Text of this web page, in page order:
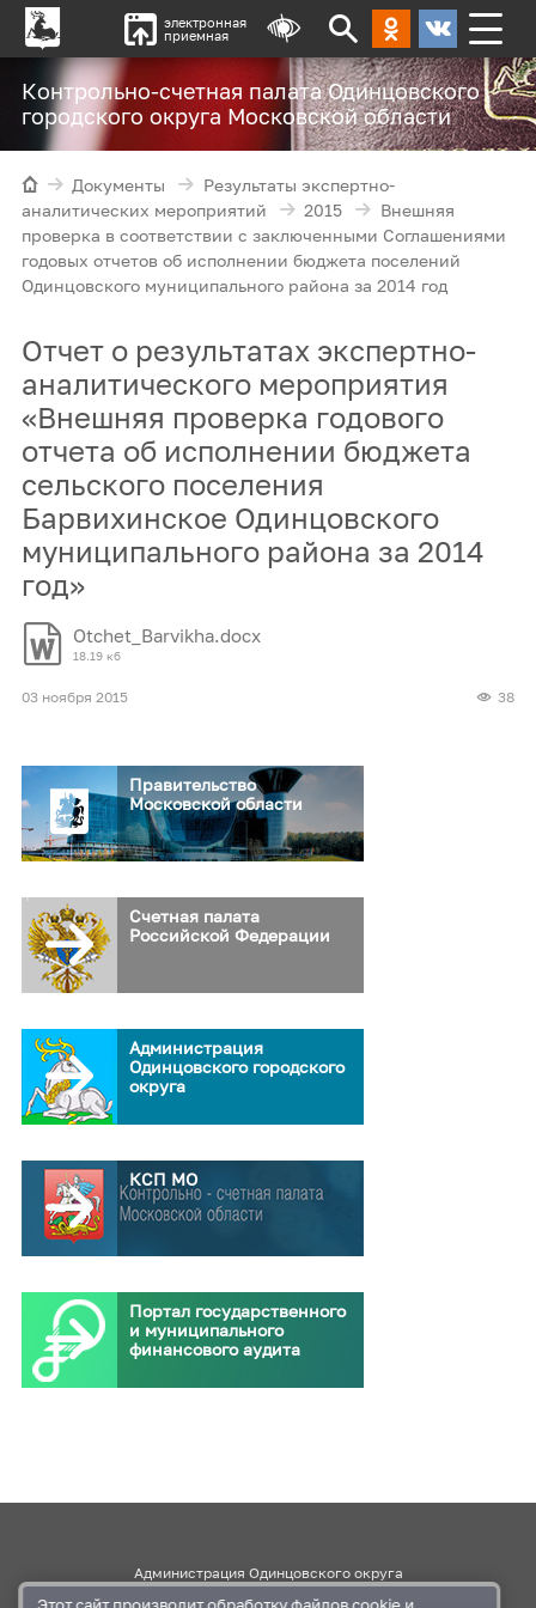
электронная
приемная
Контрольно-счетная палата Одинцовского
городского округа Московской области
Документы
Результаты экспертно-
аналитических мероприятий
2015
Внешняя
проверка в соответствии с заключенными Соглашениями
годовых отчетов об исполнении бюджета поселений
Одинцовского муниципального района за 2014 год
Отчет о результатах экспертно-
аналитического мероприятия
«Внешняя проверка годового
отчета об исполнении бюджета
сельского поселения
Барвихинское Одинцовского
муниципального района за 2014
год»
Otchet_Barvikha.docx
18.19 кб
03 ноября 2015 38
Правительство
Московской области
Счетная палата
Российской Федерации
Администрация
Одинцовского городского
округа
КСП МО
Портал государственного
и муниципального
финансового аудита
Администрация Одинцовского округа
Этот сайт производит обработкуфайлов cookieи